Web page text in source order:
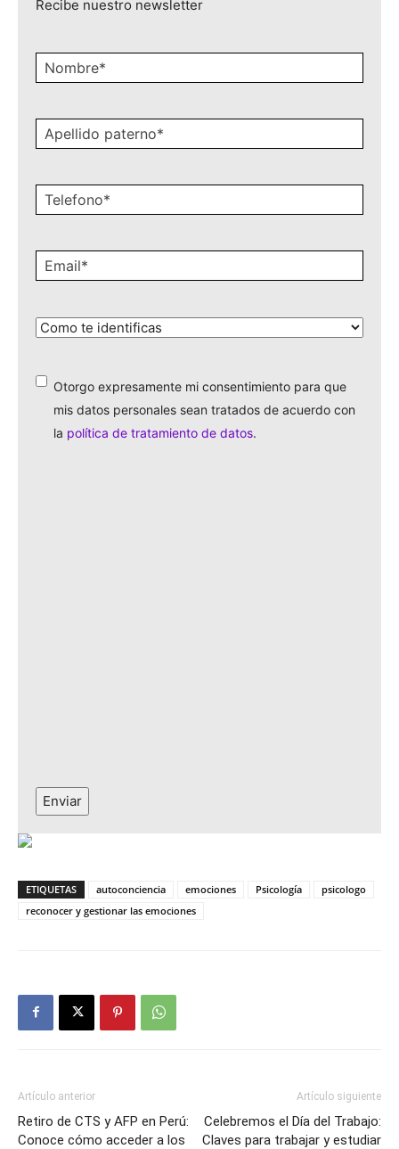
Recibe nuestro newsletter
Nombre*
Apellido
paterno*
Celular*
Email*
¿Cómo
identificas?
*
Otorgo expresamente mi consentimiento para que
mis datos personales sean tratados de acuerdo con
la política de tratamiento de datos.
Enviar
ETIQUETAS autoconciencia emociones Psicología
psicologo
reconocer y gestionar las emociones
Artículo anterior
Retiro de CTS y AFP en Perú:
Conoce cómo acceder a los
Artículo siguiente
Celebremos el Día del Trabajo:
Claves para trabajar y estudiar